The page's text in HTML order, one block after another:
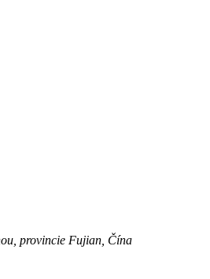
provincie Fujian, Čína